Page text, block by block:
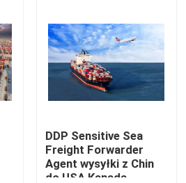
DDP Sensitive Sea
Freight Forwarder
Agent wysyłki z Chin
do USA Kanada